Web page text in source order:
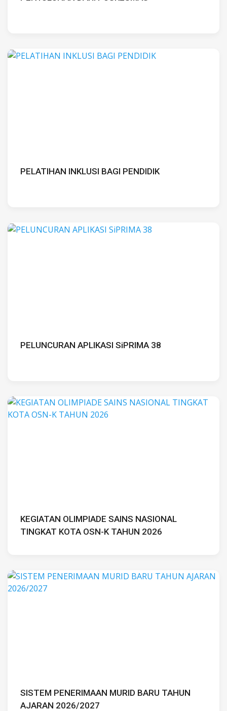
PELATIHAN INKLUSI BAGI PENDIDIK
PELUNCURAN APLIKASI SiPRIMA 38
KEGIATAN OLIMPIADE SAINS NASIONAL
TINGKAT KOTA OSN-K TAHUN 2026
SISTEM PENERIMAAN MURID BARU TAHUN
AJARAN 2026/2027